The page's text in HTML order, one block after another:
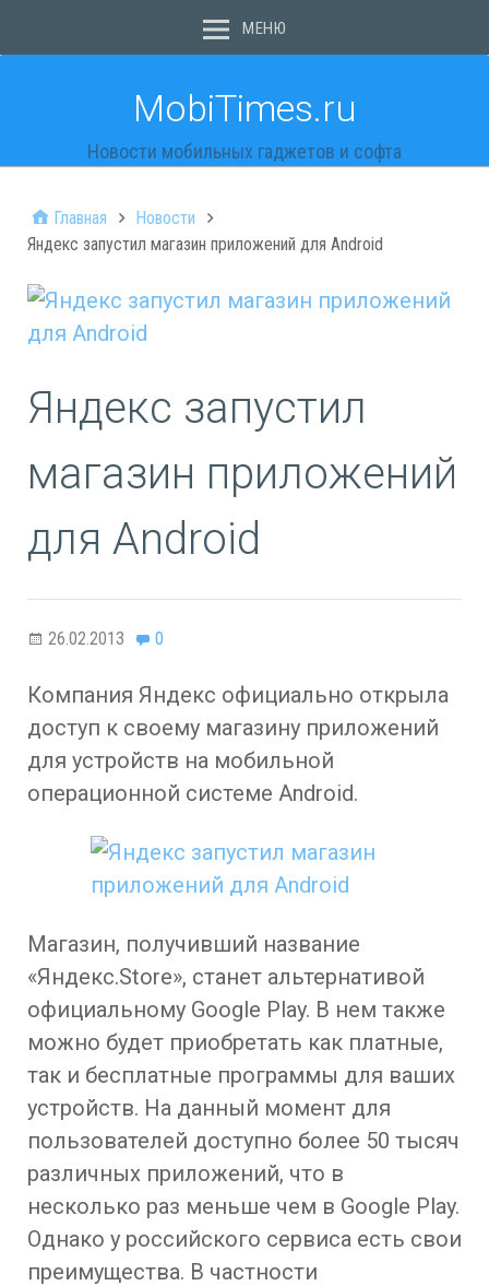
МЕНЮ
MobiTimes.ru
Новости мобильных гаджетов и софта
Главная
Новости
Яндекс запустил магазин приложений для Android
Яндекс запустил
магазин приложений
для Android
26.02.2013 0
Компания Яндекс официально открыла
доступ к своему магазину приложений
для устройств на мобильной
операционной системе Android.
Магазин, получивший название
«Яндекс.Store», станет альтернативой
официальному Google Play. В нем также
можно будет приобретать как платные,
так и бесплатные программы для ваших
устройств. На данный момент для
пользователей доступно более 50 тысяч
различных приложений, что в
несколько раз меньше чем в Google Play.
Однако у российского сервиса есть свои
преимущества. В частности